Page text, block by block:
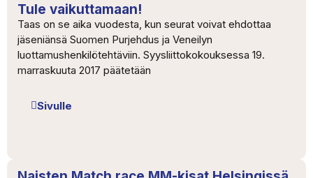
Tule vaikuttamaan!
Taas on se aika vuodesta, kun seurat voivat ehdottaa
jäseniänsä Suomen Purjehdus ja Veneilyn
luottamushenkilötehtäviin. Syysliittokokouksessa 19.
marraskuuta 2017 päätetään
Sivulle